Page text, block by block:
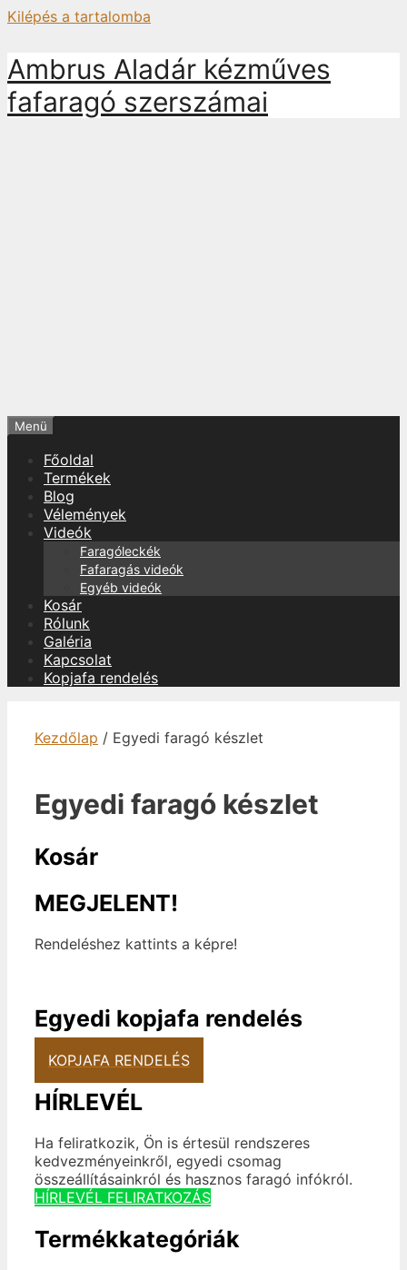
Kilépés a tartalomba
Ambrus Aladár kézműves
fafaragó szerszámai
Menü
Főoldal
Termékek
Blog
Vélemények
Videók
Faragóleckék
Fafaragás videók
Egyéb videók
Kosár
Rólunk
Galéria
Kapcsolat
Kopjafa rendelés
Kezdőlap / Egyedi faragó készlet
Egyedi faragó készlet
Kosár
MEGJELENT!
Rendeléshez kattints a képre!
Egyedi kopjafa rendelés
KOPJAFA RENDELÉS
HÍRLEVÉL
Ha feliratkozik, Ön is értesül rendszeres
kedvezményeinkről, egyedi csomag
összeállításainkról és hasznos faragó infókról.
HÍRLEVÉL FELIRATKOZÁS
Termékkategóriák